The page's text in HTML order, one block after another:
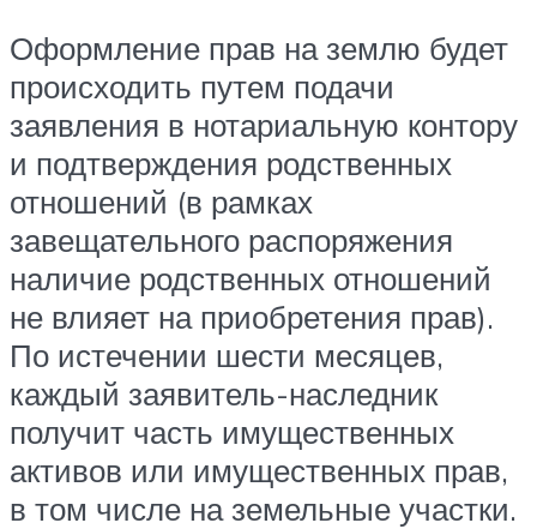
Оформление прав на землю будет
происходить путем подачи
заявления в нотариальную контору
и подтверждения родственных
отношений (в рамках
завещательного распоряжения
наличие родственных отношений
не влияет на приобретения прав).
По истечении шести месяцев,
каждый заявитель-наследник
получит часть имущественных
активов или имущественных прав,
в том числе на земельные участки.